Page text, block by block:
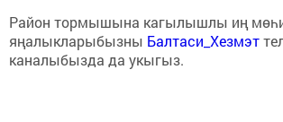
Район тормышына кагылышлы иң
яңалыкларыбызны Балтаси_Хезмэт
каналыбызда да укыгыз.